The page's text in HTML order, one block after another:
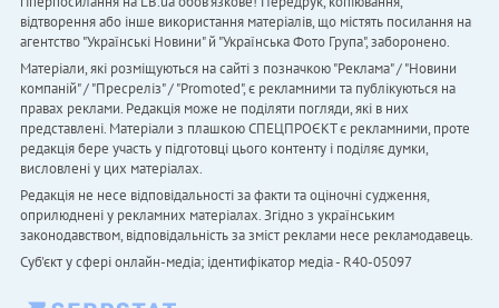
відтворення або інше використання матеріалів, що містять посилання на
агентство "Українськi Новини" й "Українська Фото Група", заборонено.
Матеріали, які розміщуються на сайті з позначкою "Реклама" / "Новини
компаній" / "Пресреліз" / "Promoted", є рекламними та публікуються на
правах реклами. Редакція може не поділяти погляди, які в них
представлені. Матеріали з плашкою СПЕЦПРОЄКТ є рекламними, проте
редакція бере участь у підготовці цього контенту і поділяє думки,
висловлені у цих матеріалах.
Редакція не несе відповідальності за факти та оціночні судження,
оприлюднені у рекламних матеріалах. Згідно з українським
законодавством, відповідальність за зміст реклами несе рекламодавець.
Cуб'єкт у сфері онлайн-медіа; ідентифікатор медіа - R40-05097